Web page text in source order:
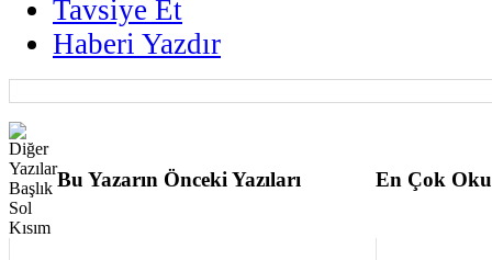
Tavsiye Et
Haberi Yazdır
Bu Yazarın Önceki Yazıları En Çok